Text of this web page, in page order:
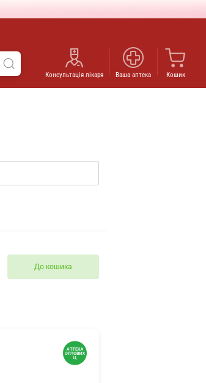
Консультація лікаря Ваша аптека Кошик
До кошика